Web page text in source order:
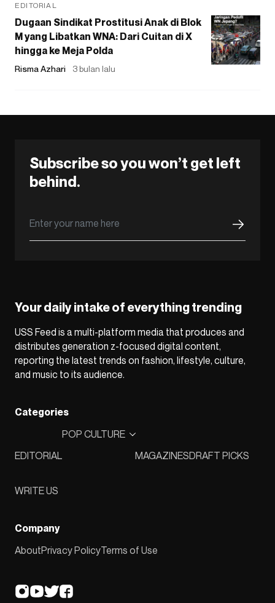
EDITORIAL
Dugaan Sindikat Prostitusi Anak di Blok
M yang Libatkan WNA: Dari Cuitan di X
hingga ke Meja Polda
Risma Azhari 3 bulan lalu
Subscribe so you won’t get left
behind.
Your daily intake of everything trending
USS Feed is a multi-platform media that produces and
distributes generation z-focused digital content,
reporting the latest trends on fashion, lifestyle, culture,
and music to its audience.
Categories
EDITORIAL
POP CULTURE
MAGAZINESDRAFT PICKS
WRITE US
Company
AboutPrivacy PolicyTerms of Use